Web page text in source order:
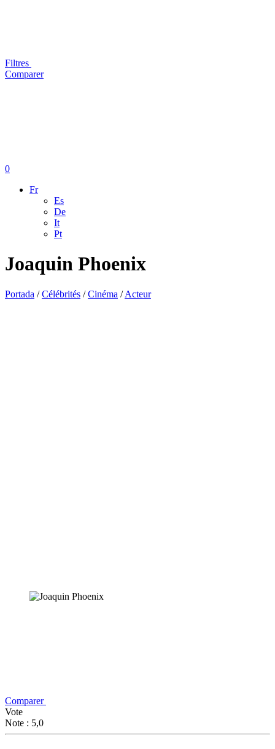
Filtres
Comparer
0
Fr
Es
De
It
Pt
Joaquin Phoenix
Portada /Célébrités /Cinéma /Acteur
Comparer
Vote
Note : 5,0